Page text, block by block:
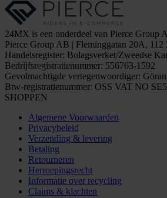
24MX is een onderdeel van Pierce Group
Pierce Group AB | Fleminggatan 20A,
Handelsregister: Bolagsverket/Zweedse
Bedrijfsregistratienummer: 556763-1592
Gevolmachtigde vertegenwoordiger:
Btw-registratienummer: OSS VAT NO
SHOPPEN
Algemene Voorwaarden
Privacybeleid
Verzending & levering
Betaling
Retourneren
Herroepingsrecht
Informatie over recycling
Claims & klachten